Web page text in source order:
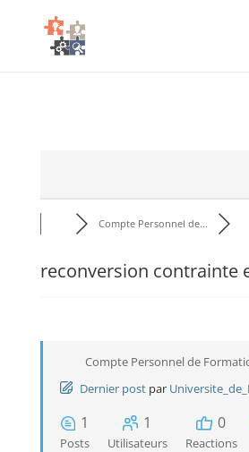
Compte Personnel de...
reconversion contrainte
Compte Personnel de
Dernier post par
1
Posts
1
Utilisateurs
0
Reactions